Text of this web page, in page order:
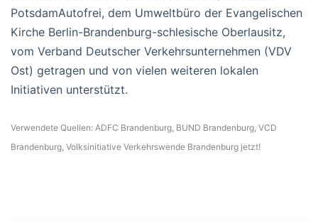
PotsdamAutofrei, dem Umweltbüro der Evangelischen
Kirche Berlin-Brandenburg-schlesische Oberlausitz,
vom Verband Deutscher Verkehrsunternehmen (VDV
Ost) getragen und von vielen weiteren lokalen
Initiativen unterstützt.
Verwendete Quellen: ADFC Brandenburg, BUND Brandenburg, VCD
Brandenburg, Volksinitiative Verkehrswende Brandenburg jetzt!